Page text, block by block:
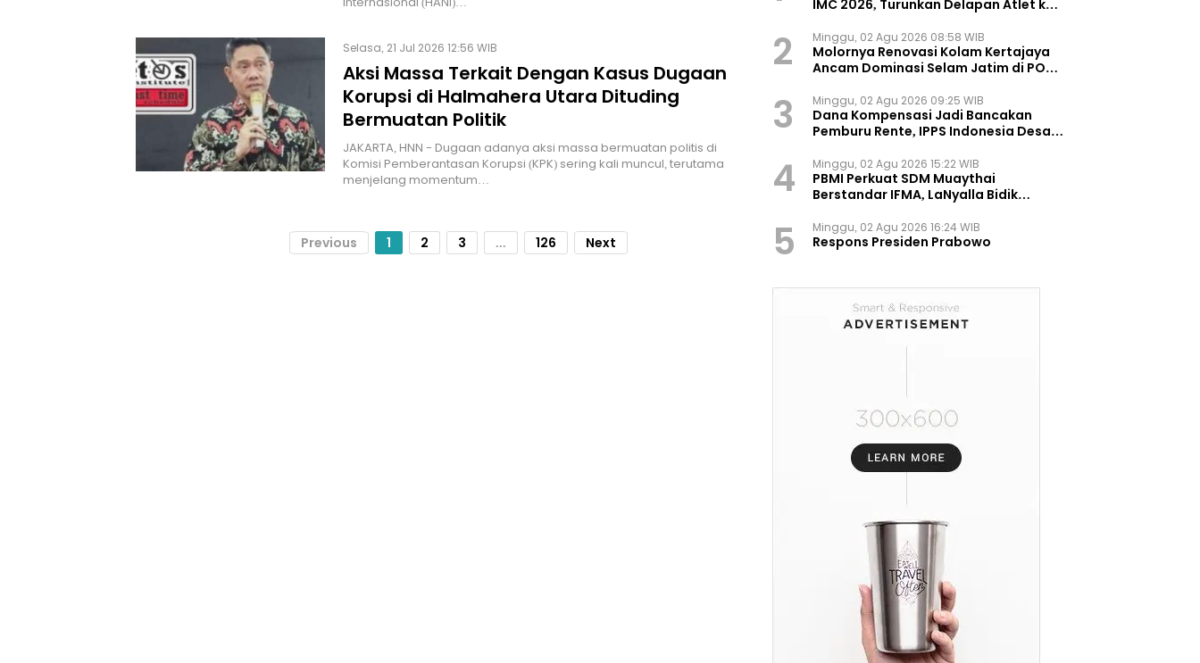
Selasa, 21 Jul 2026 12:56 WIB
Aksi Massa Terkait Dengan Kasus Dugaan
Korupsi di Halmahera Utara Dituding
Bermuatan Politik
JAKARTA, HNN - Dugaan adanya aksi massa bermuatan politis di
Komisi Pemberantasan Korupsi (KPK) sering kali muncul, terutama
menjelang momentum…
Previous 1 2 3 ... 126 Next
IMC 2026, Turunkan Delapan Atlet ke
2 Minggu, 02 Agu 2026 08:58 WIB
Molornya Renovasi Kolam Kertajaya
Ancam Dominasi Selam Jatim di PON
3 Minggu, 02 Agu 2026 09:25 WIB
Dana Kompensasi Jadi Bancakan
Pemburu Rente, IPPS Indonesia Desak
Permanen
4 Minggu, 02 Agu 2026 15:22 WIB
PBMI Perkuat SDM Muaythai
Berstandar IFMA, LaNyalla Bidik
5 Minggu, 02 Agu 2026 16:24 WIB
Respons Presiden Prabowo